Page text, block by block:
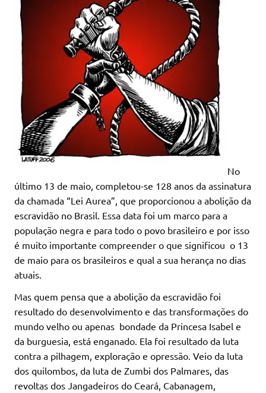
No
último 13 de maio, completou-se 128 anos da assinatura
da chamada “Lei Aurea”, que proporcionou a abolição da
escravidão no Brasil. Essa data foi um marco para a
população negra e para todo o povo brasileiro e por isso
é muito importante compreender o que significou o 13
de maio para os brasileiros e qual a sua herança no dias
atuais.
Mas quem pensa que a abolição da escravidão foi
resultado do desenvolvimento e das transformações do
mundo velho ou apenas bondade da Princesa Isabel e
da burguesia, está enganado. Ela foi resultado da luta
contra a pilhagem, exploração e opressão. Veio da luta
dos quilombos, da luta de Zumbi dos Palmares, das
revoltas dos Jangadeiros do Ceará, Cabanagem,